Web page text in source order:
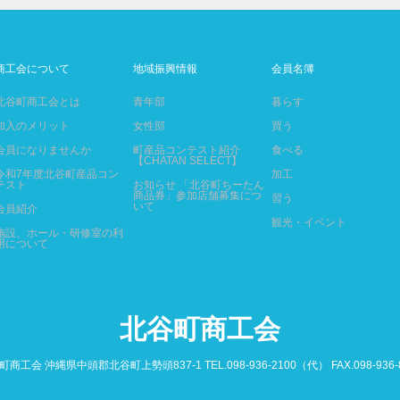
工会について
谷町商工会とは
入のメリット
員になりませんか
和7年度北谷町産品コン
スト
員紹介
設、ホール・研修室の利
について
地域振興情報
青年部
女性部
町産品コンテスト紹介
【CHATAN SELECT】
お知らせ 「北谷町ちーたん
商品券」参加店舗募集につ
いて
会員名簿
暮らす
買う
食べる
加工
習う
観光・イベント
北谷町商工会
商工会 沖縄県中頭郡北谷町上勢頭837-1 TEL.098-936-2100（代） FAX.098-